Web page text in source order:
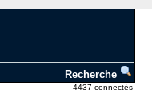
Recherche
4437 connectés